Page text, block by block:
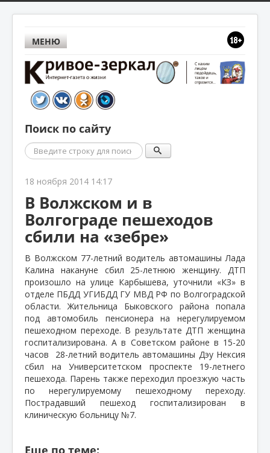
МЕНЮ
Поиск по сайту
Поиск
18 ноября 2014 14:17
В Волжском и в
Волгограде пешеходов
сбили на «зебре»
В Волжском 77-летний водитель автомашины Лада
Калина накануне сбил 25-летнюю женщину. ДТП
произошло на улице Карбышева, уточнили «КЗ» в
отделе ПБДД УГИБДД ГУ МВД РФ по Волгоградской
области. Жительница Быковского района попала
под автомобиль пенсионера на нерегулируемом
пешеходном переходе. В результате ДТП женщина
госпитализирована. А в Советском районе в 15-20
часов
28-летний водитель автомашины Дэу Нексия
сбил на Университетском проспекте 19-летнего
пешехода. Парень также переходил проезжую часть
по нерегулируемому пешеходному переходу.
Пострадавший пешеход госпитализирован в
клиническую больницу №7.